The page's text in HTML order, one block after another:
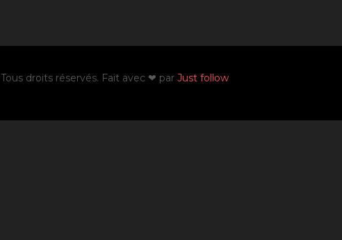
Tous droits réservés. Fait avec ❤ par Just follow